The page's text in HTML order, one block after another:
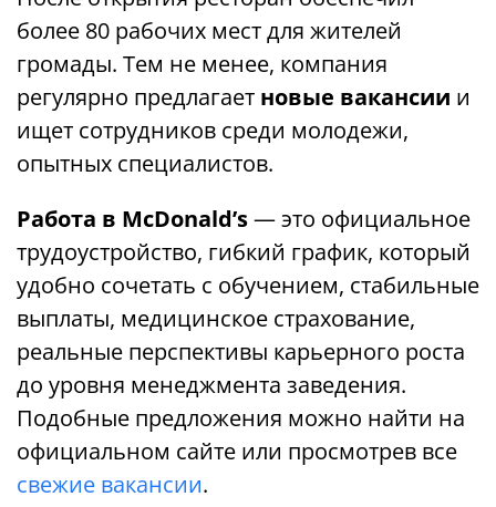
более 80 рабочих мест для жителей
громады. Тем не менее, компания
регулярно предлагает новые вакансии и
ищет сотрудников среди молодежи,
опытных специалистов.
Работа в McDonald’s— это официальное
трудоустройство, гибкий график, который
удобно сочетать с обучением, стабильные
выплаты, медицинское страхование,
реальные перспективы карьерного роста
до уровня менеджмента заведения.
Подобные предложения можно найти на
официальном сайте или просмотрев все
свежие вакансии.